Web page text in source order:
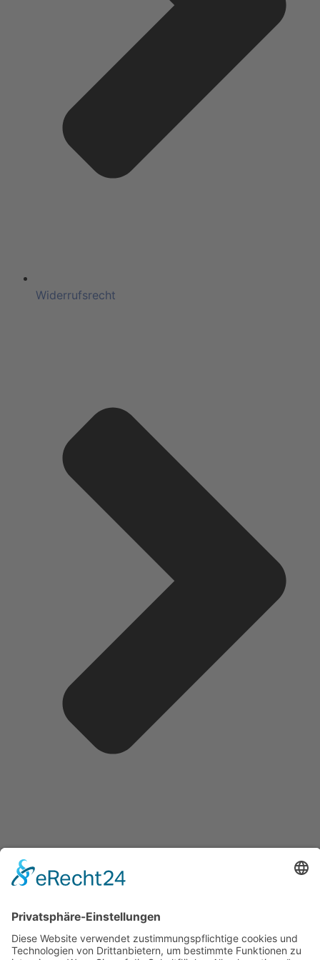
Widerrufsrecht
Datenschutz